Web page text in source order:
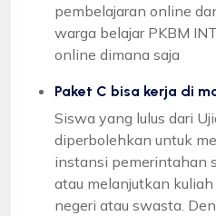
pembelajaran online
warga belajar PKBM
online dimana saja
Paket C bisa kerja di
Siswa yang lulus dari
diperbolehkan untuk
instansi pemerintahan
atau melanjutkan
negeri atau swasta.